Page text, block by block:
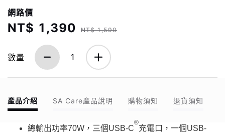
網路價
NT$ 1,390 NT$ 1,590
數量 1
產品介紹 SA Care產品說明 購物須知 退貨須知
總輸出功率70W，三個USB-C
®
充電口，一個USB-